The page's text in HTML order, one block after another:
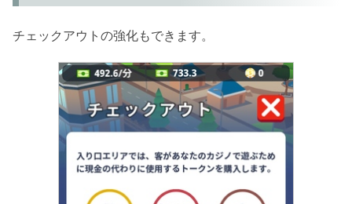
チェックアウトの強化もできます。